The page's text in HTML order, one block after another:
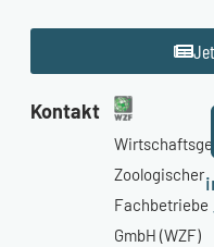
Kontakt
Zoologischer
Fachbetriebe
GmbH (WZF)